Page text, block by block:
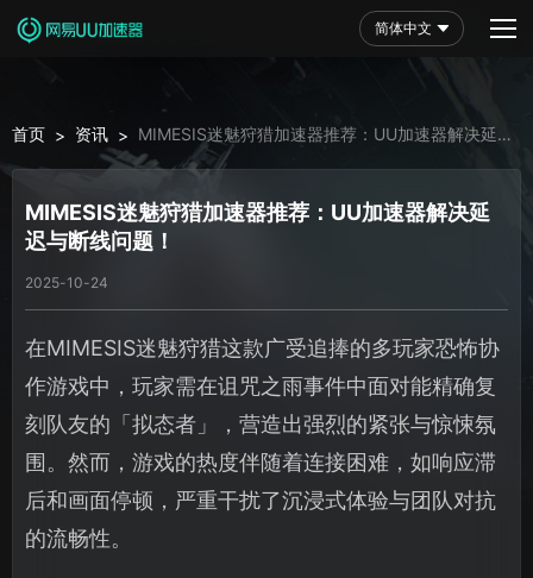
简体中文
首页 > 资讯 > MIMESIS迷魅狩猎加速器推荐：UU加速器解决延迟
与断线问题！
MIMESIS迷魅狩猎加速器推荐：UU加速器解决延
迟与断线问题！
2025-10-24
在MIMESIS迷魅狩猎这款广受追捧的多玩家恐怖协
作游戏中，玩家需在诅咒之雨事件中面对能精确复
刻队友的「拟态者」，营造出强烈的紧张与惊悚氛
围。然而，游戏的热度伴随着连接困难，如响应滞
后和画面停顿，严重干扰了沉浸式体验与团队对抗
的流畅性。